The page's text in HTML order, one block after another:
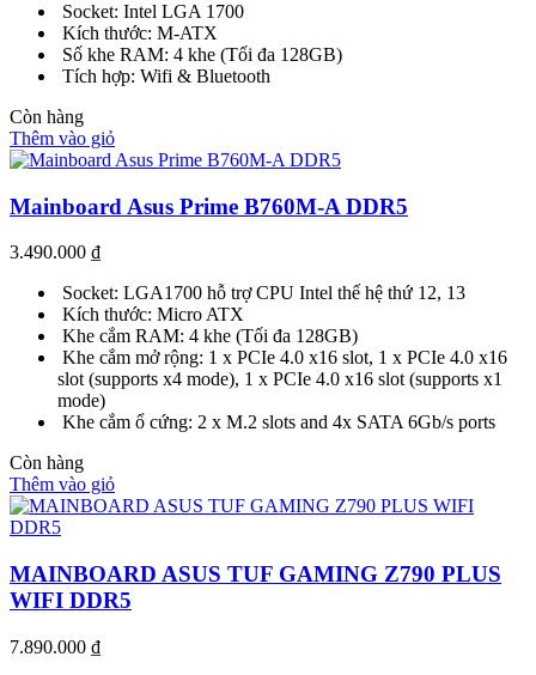
Socket: Intel LGA 1700
Kích thước: M-ATX
Số khe RAM: 4 khe (Tối đa 128GB)
Tích hợp: Wifi & Bluetooth
Còn hàng
Thêm vào giỏ
Mainboard Asus Prime B760M-A DDR5
3.490.000 ₫
Socket: LGA1700 hỗ trợ CPU Intel thế hệ thứ 12, 13
Kích thước: Micro ATX
Khe cắm RAM: 4 khe (Tối đa 128GB)
Khe cắm mở rộng: 1 x PCIe 4.0 x16 slot, 1 x PCIe 4.0 x16
slot (supports x4 mode), 1 x PCIe 4.0 x16 slot (supports x1
mode)
Khe cắm ổ cứng: 2 x M.2 slots and 4x SATA 6Gb/s ports
Còn hàng
Thêm vào giỏ
MAINBOARD ASUS TUF GAMING Z790 PLUS
WIFI DDR5
7.890.000 ₫